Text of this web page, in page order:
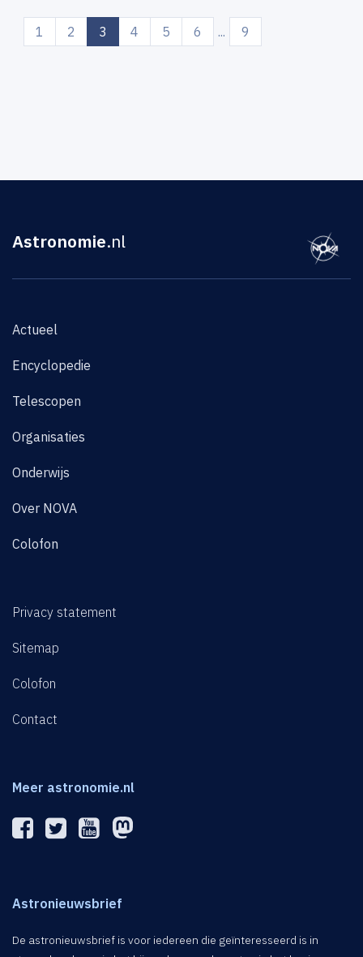
1 2 3 (current)
4 5 6 ... 9
Astronomie.nl
Actueel
Encyclopedie
Telescopen
Organisaties
Onderwijs
Over NOVA
Colofon
Privacy statement
Sitemap
Colofon
Contact
Meer astronomie.nl
Astronieuwsbrief
De astronieuwsbrief is voor iedereen die geïnteresseerd is in